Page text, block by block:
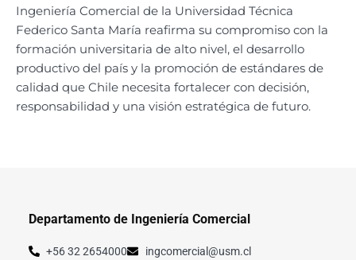
Ingeniería Comercial de la Universidad Técnica
Federico Santa María reafirma su compromiso con la
formación universitaria de alto nivel, el desarrollo
productivo del país y la promoción de estándares de
calidad que Chile necesita fortalecer con decisión,
responsabilidad y una visión estratégica de futuro.
Departamento de Ingeniería Comercial
+56 32 2654000 ingcomercial@usm.cl